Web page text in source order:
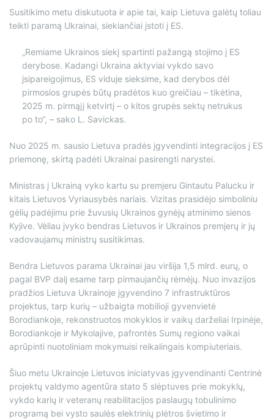
Susitikimo metu diskutuota ir apie tai, kaip Lietuva galėtų toliau
teikti paramą Ukrainai, siekiančiai įstoti į ES.
„Remiame Ukrainos siekį spartinti pažangą stojimo į ES
derybose. Kadangi Ukraina aktyviai vykdo savo
įsipareigojimus, ES viduje sieksime, kad derybos dėl
pirmosios grupės būtų pradėtos kuo greičiau – tikėtina,
2025 m. pirmąjį ketvirtį – o kitos grupės sektų netrukus
po to“, – sako L. Savickas.
Nuo 2025 m. sausio Lietuva pradės įgyvendinti integracijos į ES
priemonę, skirtą padėti Ukrainai pasirengti narystei.
Ministras į Ukrainą vyko kartu su premjeru Gintautu Palucku ir
kitais Lietuvos Vyriausybės nariais. Vizitas prasidėjo simboliniu
gėlių padėjimu prie žuvusių Ukrainos gynėjų atminimo sienos
Kyjive. Vėliau įvyko bendras Lietuvos ir Ukrainos premjerų ir jų
vadovaujamų ministrų susitikimas.
Bendra Lietuvos parama Ukrainai jau viršija 1,5 mlrd. eurų, o
pagal BVP dalį esame tarp pirmaujančių rėmėjų. Nuo invazijos
pradžios Lietuva Ukrainoje įgyvendino 7 infrastruktūros
projektus, tarp kurių – užbaigta mobilioji gyvenvietė
Borodiankoje, rekonstruotos mokyklos ir vaikų darželiai Irpinėje,
Borodiankoje ir Mykolajive, pafrontės Sumų regiono vaikai
aprūpinti nuotoliniam mokymuisi reikalingais kompiuteriais.
Šiuo metu Ukrainoje Lietuvos iniciatyvas įgyvendinanti Centrinė
projektų valdymo agentūra stato 5 slėptuves prie mokyklų,
vykdo karių ir veteranų reabilitacijos paslaugų tobulinimo
programą bei vysto saulės elektrinių plėtros švietimo ir